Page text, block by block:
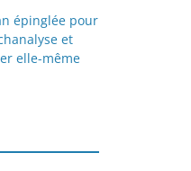
épinglée pour
et
elle-même